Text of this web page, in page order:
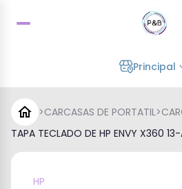
Principal
>CARCASAS DE PORTATIL>
TAPA TECLADO DE HP ENVY X360
HP